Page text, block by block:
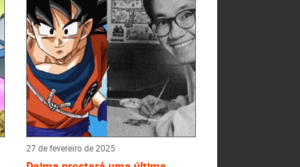
27 de fevereiro de 2025